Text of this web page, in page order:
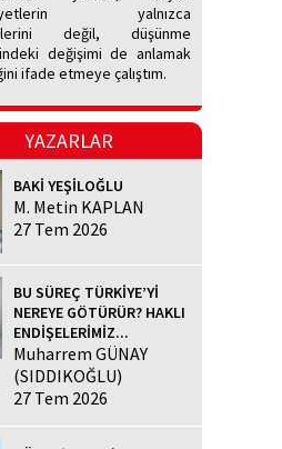
yalnızca
değil, düşünme
değişimi de anlamak
ifade etmeye çalıştım.
YAZARLAR
BAKİ YEŞİLOĞLU
M. Metin KAPLAN
27 Tem 2026
BU SÜREÇ TÜRKİYE’Yİ
NEREYE GÖTÜRÜR? HAKLI
ENDİŞELERİMİZ...
Muharrem GÜNAY
(SIDDIKOĞLU)
27 Tem 2026